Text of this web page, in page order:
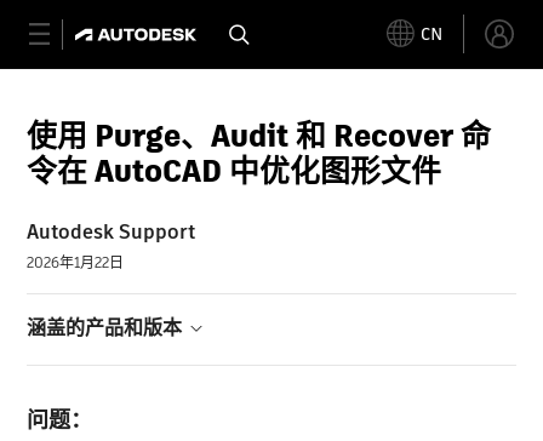
CN
使用 Purge、Audit 和 Recover 命
令在 AutoCAD 中优化图形文件
Autodesk Support
2026年1月22日
涵盖的产品和版本
问题：